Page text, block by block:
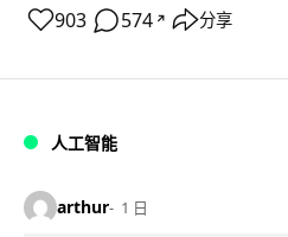
903 574 ↗ 分享
人工智能
arthur 1 日